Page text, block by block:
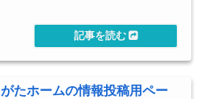
ている事を自覚して運転したほうが
いいなと、自分でも背筋が凍る思い
がたホームの情報投稿用ペー